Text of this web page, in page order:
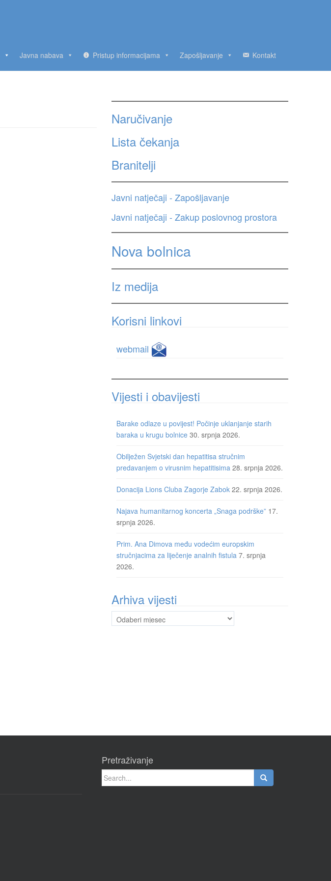
Javna nabava Pristup informacijama Zapošljavanje Kontakt
Naručivanje
Lista čekanja
Branitelji
Javni natječaji - Zapošljavanje
Javni natječaji - Zakup poslovnog prostora
Nova bolnica
Iz medija
Korisni linkovi
webmail
Vijesti i obavijesti
Barake odlaze u povijest! Počinje uklanjanje starih
baraka u krugu bolnice 30. srpnja 2026.
Obilježen Svjetski dan hepatitisa stručnim
predavanjem o virusnim hepatitisima 28. srpnja 2026.
Donacija Lions Cluba Zagorje Zabok 22. srpnja 2026.
Najava humanitarnog koncerta „Snaga podrške” 17.
srpnja 2026.
Prim. Ana Dimova među vodećim europskim
stručnjacima za liječenje analnih fistula 7. srpnja
2026.
Arhiva vijesti
Arhiva
vijesti
Pretraživanje
Search
for: